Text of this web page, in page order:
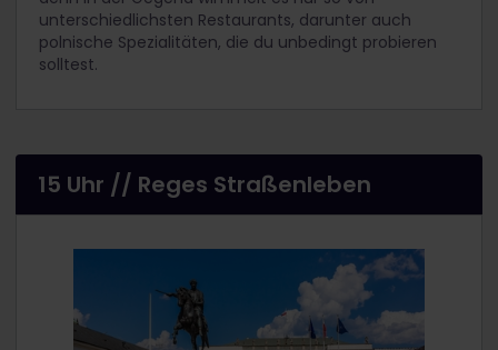
unterschiedlichsten Restaurants, darunter auch
polnische Spezialitäten, die du unbedingt probieren
solltest.
15 Uhr // Reges Straßenleben